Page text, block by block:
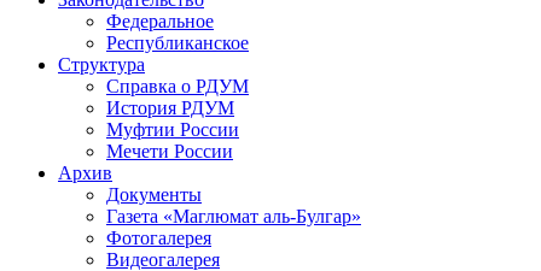
Федеральное
Республиканское
Структура
Справка о РДУМ
История РДУМ
Муфтии России
Мечети России
Архив
Документы
Газета «Маглюмат аль-Булгар»
Фотогалерея
Видеогалерея